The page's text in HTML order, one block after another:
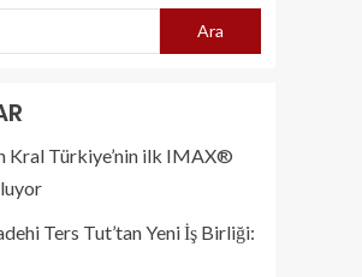
Ara
Kral Türkiye’nin ilk IMAX®
Ters Tut’tan Yeni İş Birliği: